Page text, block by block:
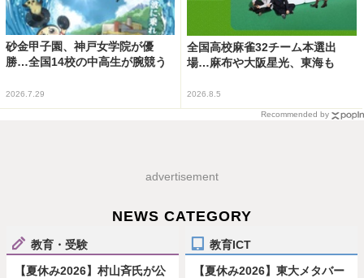
砂金甲子園、神戸女学院が優
勝…全国14校の中高生が腕競う
2026.7.29
全国高校麻雀32チーム本選出
場…麻布や大阪星光、東海も
2026.8.5
Recommended by
advertisement
NEWS CATEGORY
教育・受験
【夏休み2026】村山斉氏が公
教育ICT
【夏休み2026】東大メタバー